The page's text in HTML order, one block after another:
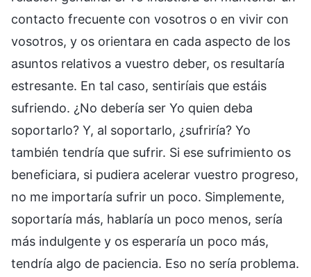
contacto frecuente con vosotros o en vivir con
vosotros, y os orientara en cada aspecto de los
asuntos relativos a vuestro deber, os resultaría
estresante. En tal caso, sentiríais que estáis
sufriendo. ¿No debería ser Yo quien deba
soportarlo? Y, al soportarlo, ¿sufriría? Yo
también tendría que sufrir. Si ese sufrimiento os
beneficiara, si pudiera acelerar vuestro progreso,
no me importaría sufrir un poco. Simplemente,
soportaría más, hablaría un poco menos, sería
más indulgente y os esperaría un poco más,
tendría algo de paciencia. Eso no sería problema.